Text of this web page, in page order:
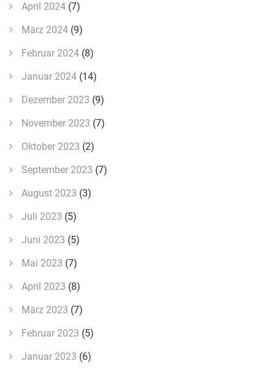
April 2024 (7)
März 2024 (9)
Februar 2024 (8)
Januar 2024 (14)
Dezember 2023 (9)
November 2023 (7)
Oktober 2023 (2)
September 2023 (7)
August 2023 (3)
Juli 2023 (5)
Juni 2023 (5)
Mai 2023 (7)
April 2023 (8)
März 2023 (7)
Februar 2023 (5)
Januar 2023 (6)